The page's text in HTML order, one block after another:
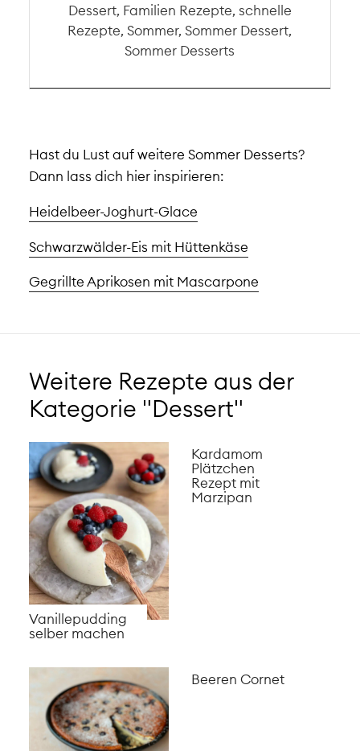
Dessert, Familien Rezepte, schnelle
Rezepte, Sommer, Sommer Dessert,
Sommer Desserts
Hast du Lust auf weitere Sommer Desserts?
Dann lass dich hier inspirieren:
Heidelbeer-Joghurt-Glace
Schwarzwälder-Eis mit Hüttenkäse
Gegrillte Aprikosen mit Mascarpone
Weitere Rezepte aus der
Kategorie "Dessert"
Vanillepudding
selber machen
Kardamom
Plätzchen
Rezept mit
Marzipan
Beeren Cornet